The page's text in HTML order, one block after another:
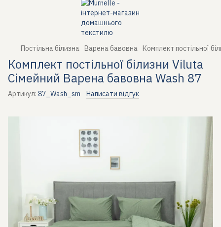
Постільна білизна Варена бавовна Комплект постільної
Комплект постільної білизни Viluta
Сімейний Варена бавовна Wash 87
Артикул: 87_Wash_sm Написати відгук